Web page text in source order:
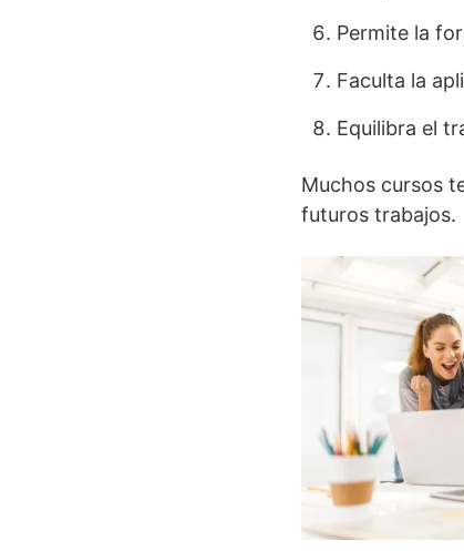
Permite la
Faculta la
Equilibra el
Muchos cursos
futuros trabajos.